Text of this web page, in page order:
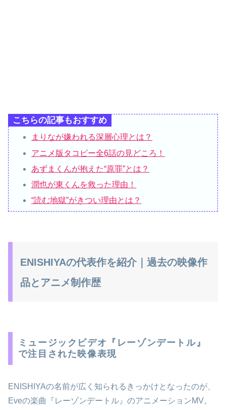
こちらの記事もおすすめ
まりなが嫌われる深層心理とは？
アニメ版タコピー全6話の見どころ！
あずまくんが抱えた“原罪”とは？
潤也が東くんを救った理由！
“読む地獄”がきつい理由とは？
ENISHIYAの代表作を紹介｜過去の映像作
品とアニメ制作歴
ミュージックビデオ『レーゾンデートル』
で注目された映像表現
ENISHIYAの名前が広く知られるきっかけとなったのが、
Eveの楽曲『レーゾンデートル』のアニメーションMV。